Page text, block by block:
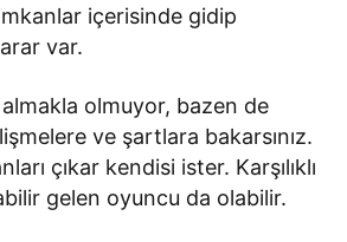
içerisinde gidip
var.
olmuyor, bazen de
ve şartlara bakarsınız.
çıkar kendisi ister. Karşılıklı
gelen oyuncu da olabilir.